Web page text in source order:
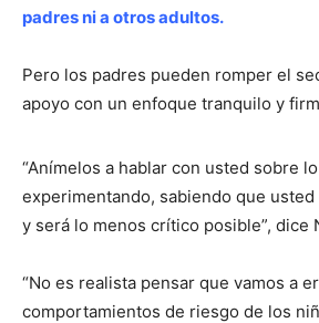
padres ni a otros adultos.
Pero los padres pueden romper el
apoyo con un enfoque tranquilo y
“Anímelos a hablar con usted sobre
experimentando, sabiendo que
y será lo menos crítico posible”, dice
“No es realista pensar que vamos a
comportamientos de riesgo de los